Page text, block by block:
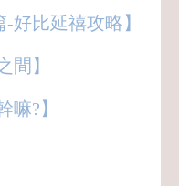
好比延禧攻略】
間】
嘛?】